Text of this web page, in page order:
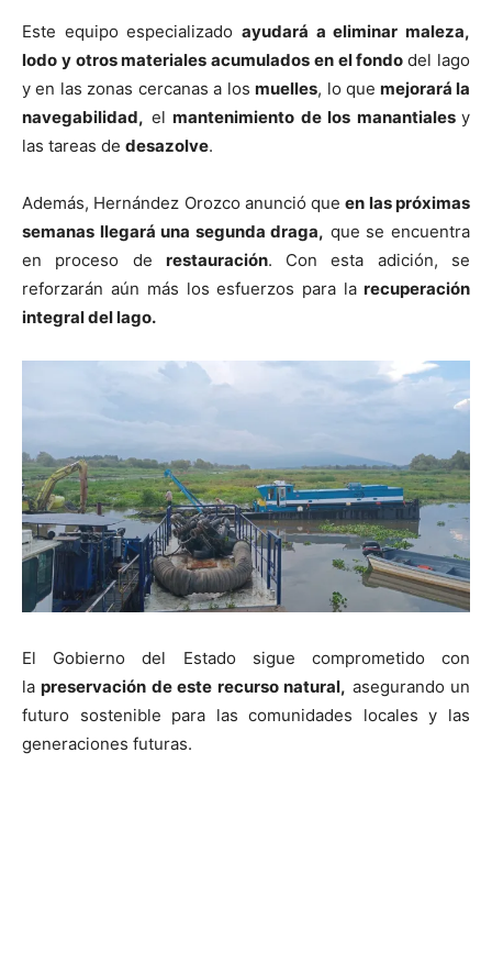
Este equipo especializado ayudará a eliminar maleza,
lodo y otros materiales acumulados en el fondodel lago
y en las zonas cercanas a losmuelles, lo que mejorará la
navegabilidad, el mantenimiento de los manantiales y
las tareas de desazolve.
Además, Hernández Orozco anunció queen las próximas
semanas llegará una segunda draga, que se encuentra
en proceso de restauración. Con esta adición, se
reforzarán aún más los esfuerzos para la recuperación
integral del lago.
El Gobierno del Estado sigue comprometido con
lapreservación de este recurso natural, asegurando un
futuro sostenible para las comunidades locales y las
generaciones futuras.